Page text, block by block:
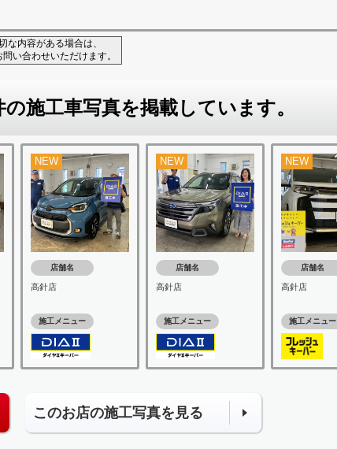
な内容がある場合は、
い合わせいただけます。
の施工車写真を掲載しています。
NEW
店舗名
高針店
施工メニュー
NEW
店舗名
高針店
施工メニュー
NEW
店舗名
高針店
施工メニュー
このお店の施工写真を見る